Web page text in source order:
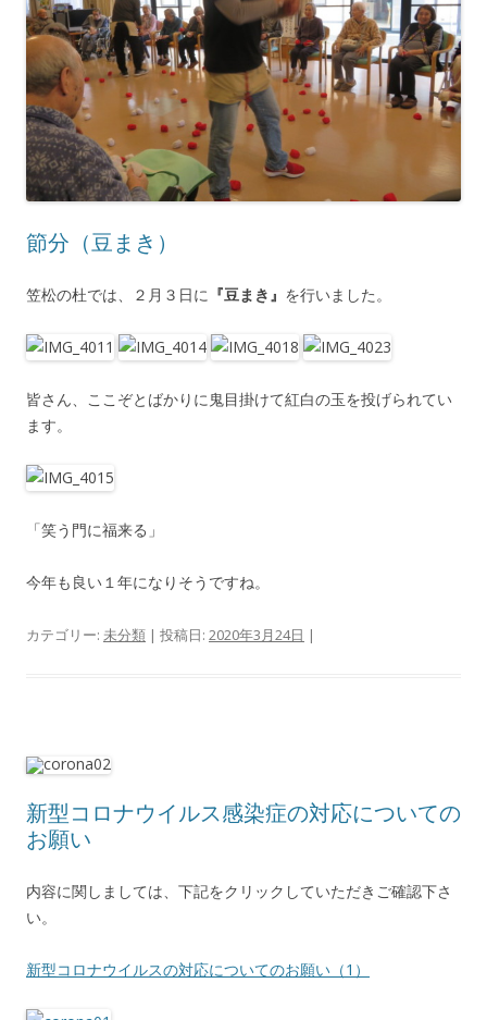
節分（豆まき）
笠松の杜では、２月３日に 『豆まき』 を行いました。
皆さん、ここぞとばかりに鬼目掛けて紅白の玉を投げられてい
ます。
「笑う門に福来る」
今年も良い１年になりそうですね。
カテゴリー: 未分類 | 投稿日: 2020年3月24日 |
新型コロナウイルス感染症の対応についての
お願い
内容に関しましては、下記をクリックしていただきご確認下さ
い。
新型コロナウイルスの対応についてのお願い（1）